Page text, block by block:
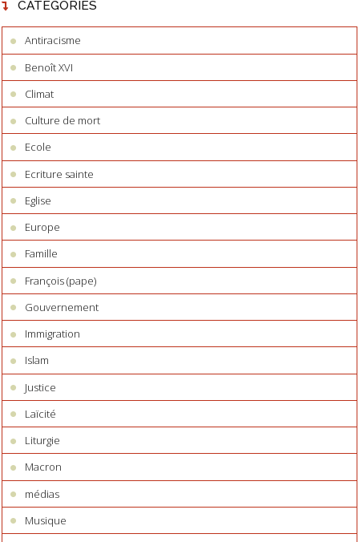
CATÉGORIES
Antiracisme
Benoît XVI
Climat
Culture de mort
Ecole
Ecriture sainte
Eglise
Europe
Famille
François (pape)
Gouvernement
Immigration
Islam
Justice
Laïcité
Liturgie
Macron
médias
Musique